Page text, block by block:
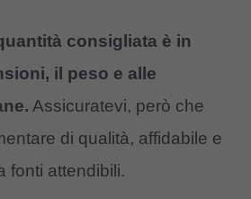
consigliata è in
il peso e alle
Assicuratevi, però che
di qualità, affidabile e
fonti attendibili.